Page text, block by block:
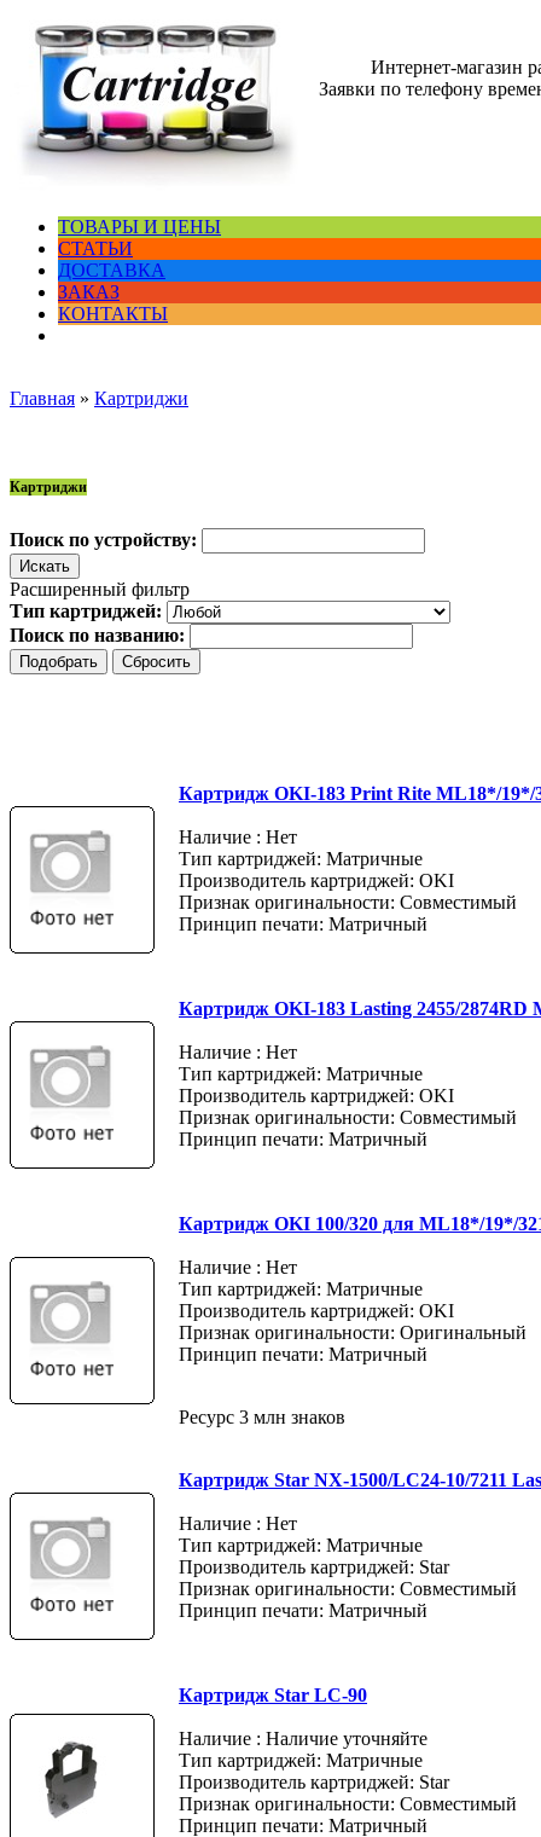
Интернет-магазин
Заявки по телефону
ТОВАРЫ И ЦЕНЫ
СТАТЬИ
ДОСТАВКА
ЗАКАЗ
КОНТАКТЫ
Главная » Картриджи
Картриджи
Поиск по устройству:
Расширенный фильтр
Тип картриджей:
Поиск по названию:
Картридж OKI-183 Print Rite ML18*/19*/
Наличие : Нет
Тип картриджей: Матричные
Производитель картриджей: OKI
Признак оригинальности: Совместимый
Принцип печати: Матричный
Картридж OKI-183 Lasting 2455/2874RD
Наличие : Нет
Тип картриджей: Матричные
Производитель картриджей: OKI
Признак оригинальности: Совместимый
Принцип печати: Матричный
Картридж OKI 100/320 для ML18*/19*/
Наличие : Нет
Тип картриджей: Матричные
Производитель картриджей: OKI
Признак оригинальности: Оригинальный
Принцип печати: Матричный
Ресурс 3 млн знаков
Картридж Star NX-1500/LC24-10/7211
Наличие : Нет
Тип картриджей: Матричные
Производитель картриджей: Star
Признак оригинальности: Совместимый
Принцип печати: Матричный
Картридж Star LC-90
Наличие : Наличие уточняйте
Тип картриджей: Матричные
Производитель картриджей: Star
Признак оригинальности: Совместимый
Принцип печати: Матричный